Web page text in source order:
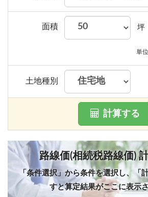
面積 坪
単
土地種別
計算する
路線価(相続税路線価)
「条件選択」から条件を選択し、「
すと算定結果がここに表示